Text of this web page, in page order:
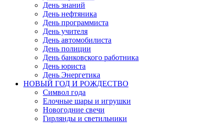
День знаний
День нефтяника
День программиста
День учителя
День автомобилиста
День полиции
День банковского работника
День юриста
День Энергетика
НОВЫЙ ГОД И РОЖДЕСТВО
Символ года
Елочные шары и игрушки
Новогодние свечи
Гирлянды и светильники